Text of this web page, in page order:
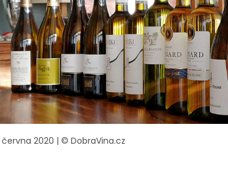
června 2020 | © DobraVina.cz